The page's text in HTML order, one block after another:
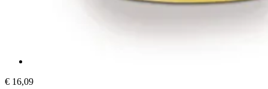
€ 16,09